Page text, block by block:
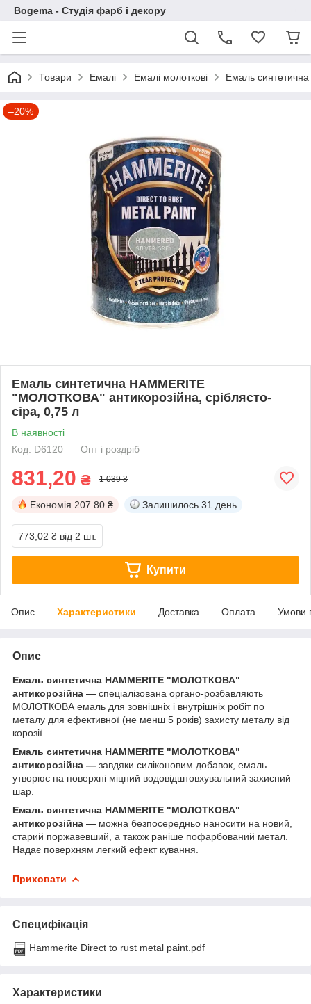
Bogema - Студія фарб і декору
Товари Емалі Емалі молоткові Емаль
–20%
Емаль синтетична HAMMERITE
"МОЛОТКОВА" антикорозійна, сріблясто-
сіра, 0,75 л
В наявності
Код: D6120
Опт і роздріб
831,20 ₴ 1 039 ₴
Економія 207.80 ₴ Залишилось 31 день
773,02 ₴ від 2 шт.
Купити
Опис Характеристики Доставка Оплата Умови
Опис
Емаль синтетична HAMMERITE "МОЛОТКОВА"
антикорозійна ― спеціалізована органо-розбавляють
МОЛОТКОВА емаль для зовнішніх і внутрішніх робіт по
металу для ефективної (не менш 5 років) захисту металу від
корозії.
Емаль синтетична HAMMERITE "МОЛОТКОВА"
антикорозійна ― завдяки силіконовим добавок, емаль
утворює на поверхні міцний водовідштовхувальний захисний
шар.
Емаль синтетична HAMMERITE "МОЛОТКОВА"
антикорозійна ― можна безпосередньо наносити на новий,
старий поржавевший, а також раніше пофарбований метал.
Надає поверхням легкий ефект кування.
Приховати
Специфікація
Hammerite Direct to rust metal paint.pdf
Характеристики